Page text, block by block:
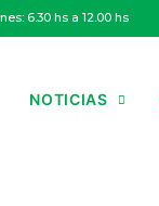
6.30 hs a 12.00 hs
NOTICIAS